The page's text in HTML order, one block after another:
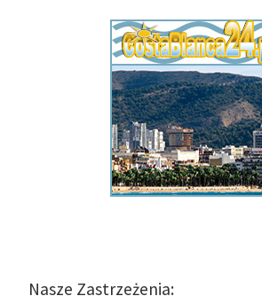
Nasze Zastrzeżenia: